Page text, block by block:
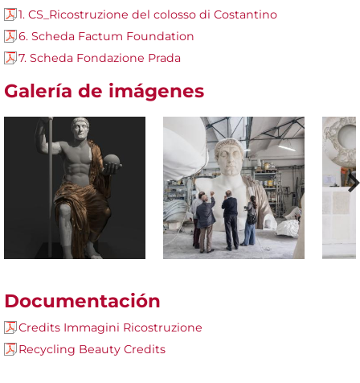
1. CS_Ricostruzione del colosso di Costantino
6. Scheda Factum Foundation
7. Scheda Fondazione Prada
Galería de imágenes
Documentación
Credits Immagini Ricostruzione
Recycling Beauty Credits